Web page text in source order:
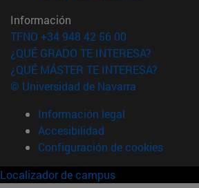
Información
TFNO +34 948 42 56 00
¿QUÉ GRADO TE INTERESA?
¿QUÉ MÁSTER TE INTERESA?
© Universidad de Navarra
Información legal
Accesibilidad
Configuración de cookies
Localizador de campus